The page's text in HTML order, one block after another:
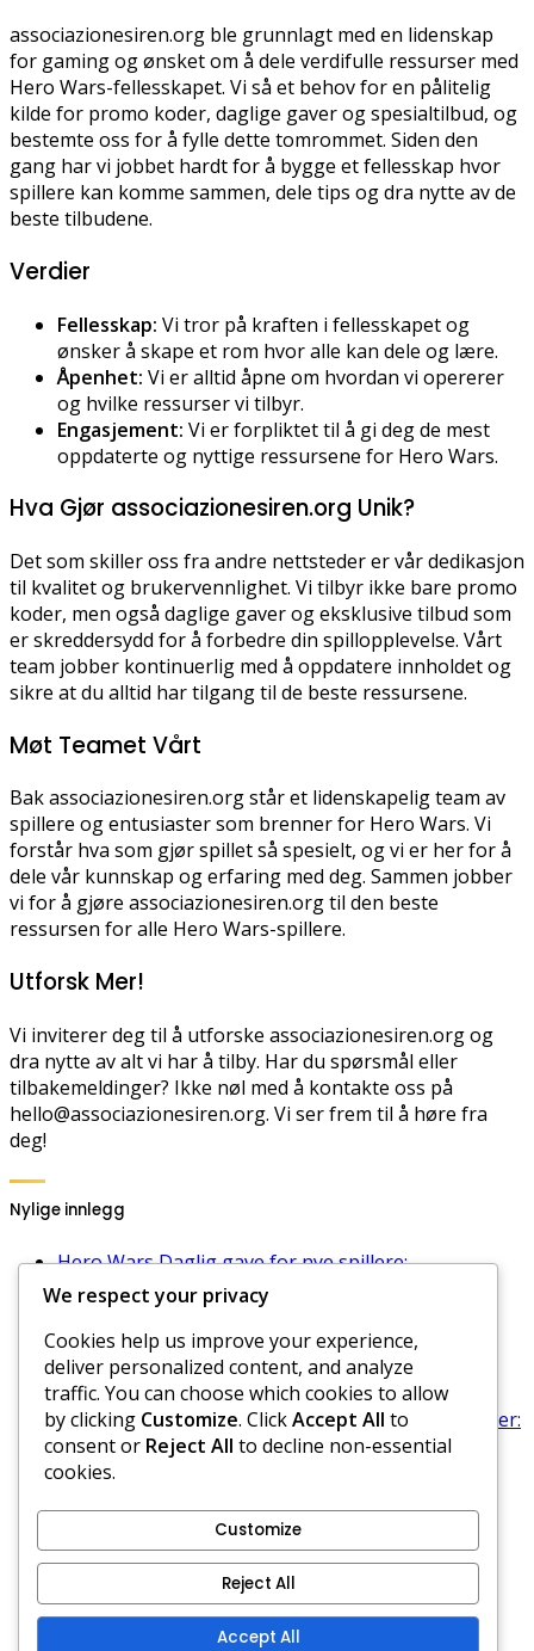
associazionesiren.org ble grunnlagt med en lidenskap
for gaming og ønsket om å dele verdifulle ressurser med
Hero Wars-fellesskapet. Vi så et behov for en pålitelig
kilde for promo koder, daglige gaver og spesialtilbud, og
bestemte oss for å fylle dette tomrommet. Siden den
gang har vi jobbet hardt for å bygge et fellesskap hvor
spillere kan komme sammen, dele tips og dra nytte av de
beste tilbudene.
Verdier
Fellesskap: Vi tror på kraften i fellesskapet og
ønsker å skape et rom hvor alle kan dele og lære.
Åpenhet: Vi er alltid åpne om hvordan vi opererer
og hvilke ressurser vi tilbyr.
Engasjement: Vi er forpliktet til å gi deg de mest
oppdaterte og nyttige ressursene for Hero Wars.
Hva Gjør associazionesiren.org Unik?
Det som skiller oss fra andre nettsteder er vår dedikasjon
til kvalitet og brukervennlighet. Vi tilbyr ikke bare promo
koder, men også daglige gaver og eksklusive tilbud som
er skreddersydd for å forbedre din spillopplevelse. Vårt
team jobber kontinuerlig med å oppdatere innholdet og
sikre at du alltid har tilgang til de beste ressursene.
Møt Teamet Vårt
Bak associazionesiren.org står et lidenskapelig team av
spillere og entusiaster som brenner for Hero Wars. Vi
forstår hva som gjør spillet så spesielt, og vi er her for å
dele vår kunnskap og erfaring med deg. Sammen jobber
vi for å gjøre associazionesiren.org til den beste
ressursen for alle Hero Wars-spillere.
Utforsk Mer!
Vi inviterer deg til å utforske associazionesiren.org og
dra nytte av alt vi har å tilby. Har du spørsmål eller
tilbakemeldinger? Ikke nøl med å kontakte oss på
hello@associazionesiren.org. Vi ser frem til å høre fra
deg!
Nylige innlegg
Hero Wars Daglig gave for nye spillere:
Velkomstgaver, Innløsningsprosess, Bonuser
Hero Wars Daglige Gavebegrensninger:
Restriksjoner, Problemer med innløsning, Støtte
Hero Wars Dominion Era Kode Strategier:
Maksimere belønninger, Beste praksis, Tips
Hero Wars Hub kampanjekoder for arrangementer:
Arrangementsspesifikke koder, Belønninger,
Gyldighet
belønninger, Beste praksis, Tips
Retningslinjer for informasjonskapsler
Retningslinjer for databeskyttelse
We respect your privacy
Cookies help us improve your experience,
deliver personalized content, and analyze
traffic. You can choose which cookies to allow
by clicking Customize. ClickAccept All to
consent or Reject All to decline non-essential
cookies.
Customize
Reject All
Accept All